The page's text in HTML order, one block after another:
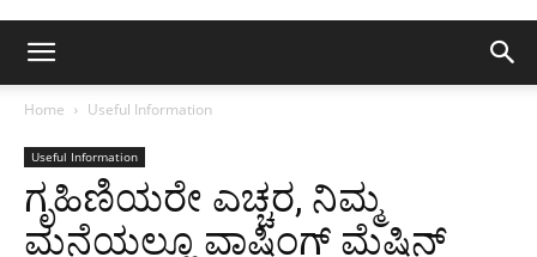
Home Useful Information
Useful Information
ಗೃಹಿಣಿಯರೇ ಎಚ್ಚರ, ನಿಮ್ಮ
ಮನೆಯಲ್ಲೂ ವಾಷಿಂಗ್ ಮೆಷಿನ್